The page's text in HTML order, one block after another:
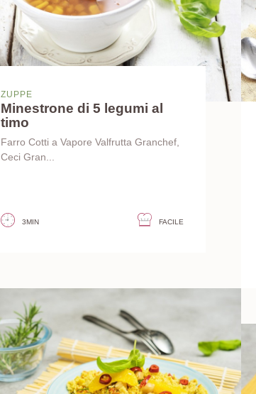
ZUPPE
Minestrone di 5 legumi al
timo
Farro Cotti a Vapore Valfrutta Granchef,
Ceci Gran...
3MIN FACILE